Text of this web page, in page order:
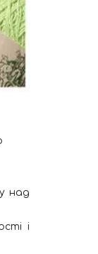
над
і